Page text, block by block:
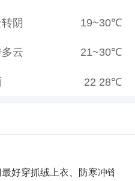
阴 19~30℃
云 21~30℃
22 28℃
好穿抓绒上衣、防寒冲锋衣